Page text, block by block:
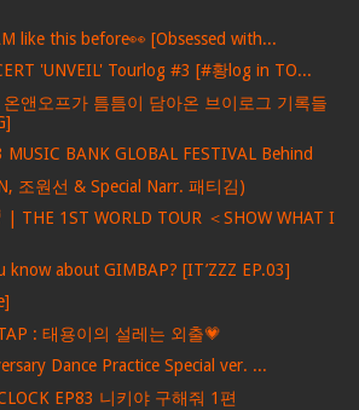
like this before👀 [Obsessed with...
'UNVEIL' Tourlog #3 [#황log in TO...
앤오프가 틈틈이 담아온 브이로그 기록들
BANK GLOBAL FESTIVAL Behind
조원선 & Special Narr. 패티김)
| THE 1ST WORLD TOUR ＜SHOW WHAT I
know about GIMBAP? [IT’ZZZ EP.03]
: 태용이의 설레는 외출💗
Dance Practice Special ver. ...
EP83 니키야 구해줘 1편